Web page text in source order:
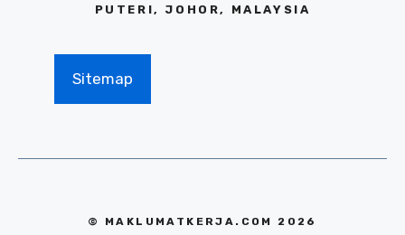
PUTERI, JOHOR, MALAYSIA
Sitemap
© MAKLUMATKERJA.COM 2026